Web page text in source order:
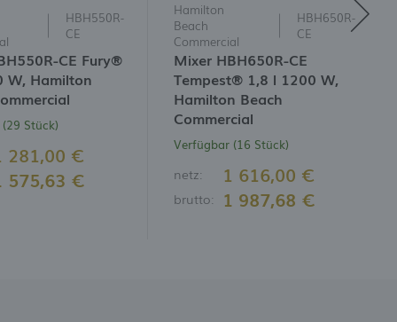
HBH550R-
CE
CE Fury®
W, Hamilton
Stück)
281,00 €
575,63 €
Hamilton
Beach
Commercial
HBH650R-
CE
Mixer HBH650R-CE
Tempest® 1,8 l 1200 W,
Hamilton Beach
Commercial
Verfügbar (16 Stück)
netz: 1 616,00 €
brutto: 1 987,68 €